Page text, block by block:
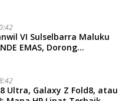
VI Sulselbarra Maluku
EMAS, Dorong
Ultra, Galaxy Z Fold8, atau